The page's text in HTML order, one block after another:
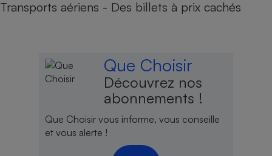
Transports aériens - Des billets à prix cachés
Que Choisir
Découvrez nos
abonnements !
Que Choisir vous informe, vous conseille
et vous alerte !